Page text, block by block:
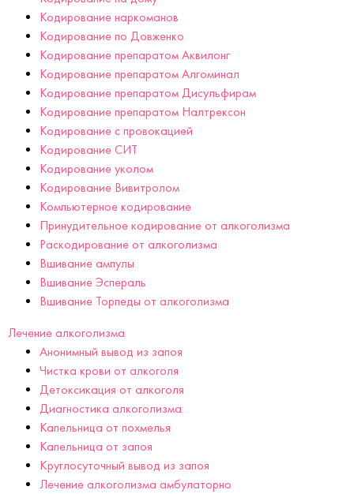
Кодирование наркоманов
Кодирование по Довженко
Кодирование препаратом Аквилонг
Кодирование препаратом Алгоминал
Кодирование препаратом Дисульфирам
Кодирование препаратом Налтрексон
Кодирование с провокацией
Кодирование СИТ
Кодирование уколом
Кодирование Вивитролом
Компьютерное кодирование
Принудительное кодирование от алкоголизма
Раскодирование от алкоголизма
Вшивание ампулы
Вшивание Эспераль
Вшивание Торпеды от алкоголизма
Лечение алкоголизма
Анонимный вывод из запоя
Чистка крови от алкоголя
Детоксикация от алкоголя
Диагностика алкоголизма
Капельница от похмелья
Капельница от запоя
Круглосуточный вывод из запоя
Лечение алкоголизма амбулаторно